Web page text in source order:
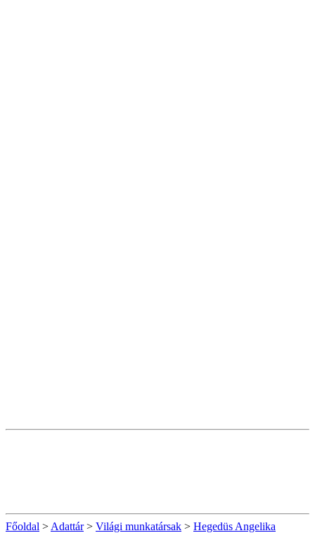
Főoldal > Adattár> Világi munkatársak > Hegedüs Angelika